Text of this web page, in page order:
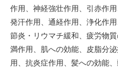
作用、神経強壮作用、引赤作
発汗作用、通経作用、浄化作
節炎・リウマチ緩和、疲労物
満作用、肌への効能、皮脂分
用、抗炎症作用、髪への効能